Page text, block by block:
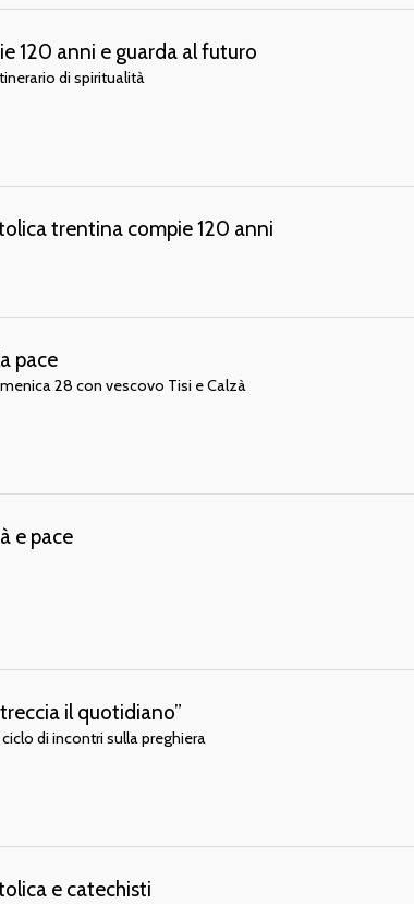
120 anni e guarda al futuro
di spiritualità
trentina compie 120 anni
pace
28 con vescovo Tisi e Calzà
e pace
il quotidiano”
di incontri sulla preghiera
e catechisti